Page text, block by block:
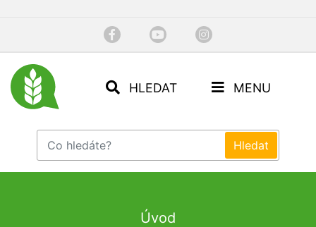
HLEDAT MENU
Úvod